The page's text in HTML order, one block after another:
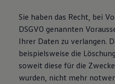
Sie haben das Recht, bei
DSGVO genannten
Ihrer Daten zu verlangen.
beispielsweise die
soweit diese für die
wurden, nicht mehr